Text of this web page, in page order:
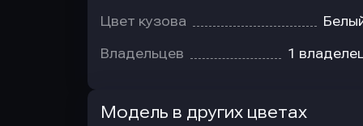
Цвет кузова
Владельцев 1
Модель в других цветах